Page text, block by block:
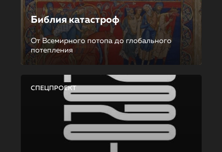
Библия катастроф
От Всемирного потопа до глобального
потепления
СПЕЦПРОЕКТ